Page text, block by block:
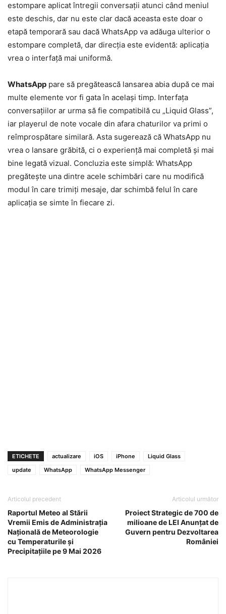
estompare aplicat întregii conversații atunci când meniul
este deschis, dar nu este clar dacă aceasta este doar o
etapă temporară sau dacă WhatsApp va adăuga ulterior o
estompare completă, dar direcția este evidentă: aplicația
vrea o interfață mai uniformă.
WhatsApp pare să pregătească lansarea abia după ce mai
multe elemente vor fi gata în același timp. Interfața
conversațiilor ar urma să fie compatibilă cu „Liquid Glass”,
iar playerul de note vocale din afara chaturilor va primi o
reîmprospătare similară. Asta sugerează că WhatsApp nu
vrea o lansare grăbită, ci o experiență mai completă și mai
bine legată vizual. Concluzia este simplă: WhatsApp
pregătește una dintre acele schimbări care nu modifică
modul în care trimiți mesaje, dar schimbă felul în care
aplicația se simte în fiecare zi.
ETICHETE actualizare iOS iPhone
Liquid Glass
update
WhatsApp WhatsApp Messenger
Articolul precedent
Raportul Meteo al Stării
Vremii Emis de Administrația
Națională de Meteorologie
cu Temperaturile și
Precipitațiile pe 9 Mai 2026
Articolul următor
Proiect Strategic de 700 de
milioane de LEI Anunțat de
Guvern pentru Dezvoltarea
României